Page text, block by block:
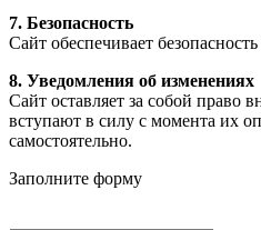
7. Безопасность
Сайт обеспечивает
8. Уведомления об изменениях
Сайт оставляет за собой право вносить
вступают в силу с момента их опубликования.
самостоятельно.
Заполните форму